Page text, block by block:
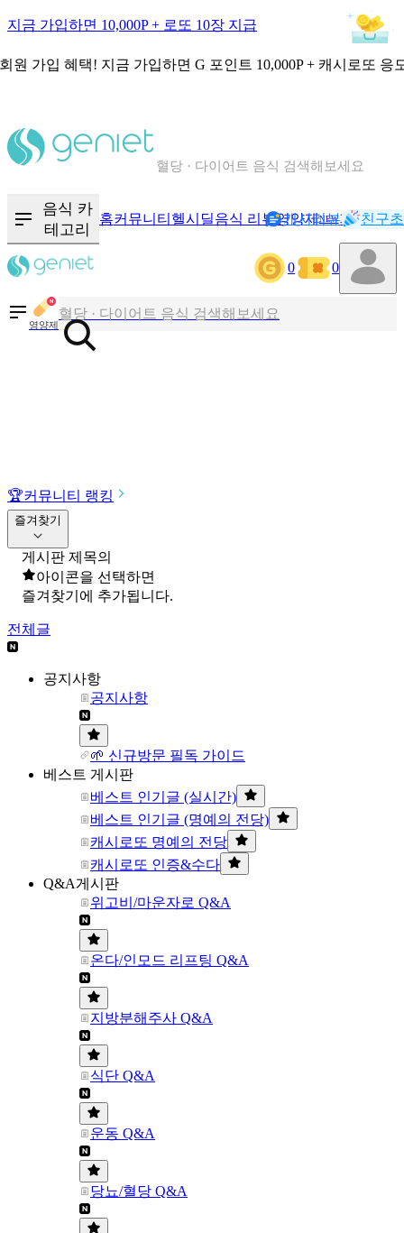
지금 가입하면 10,000P + 로또 10장 지급
원 가입 혜택! 지금 가입하면 G 포인트 10,000P + 캐시로또 응
혈당 · 다이어트 음식 검색해보세요
음식 카
테고리
홈커뮤니티 헬시딜음식 리뷰영양제NEW기록
캐시리뷰 친구
0 0
영양제
칼로리와 영양성분을 검색해보세요
혈당 · 다이어트 음식 검색해보세요
음식 · 영양제 리뷰를 찾아보세요
🏆커뮤니티 랭킹
즐겨찾기
게시판 제목의
아이콘을 선택하면
즐겨찾기에 추가됩니다.
전체글
공지사항
공지사항
🌱 신규방문 필독 가이드
베스트 게시판
베스트 인기글 (실시간)
베스트 인기글 (명예의 전당)
캐시로또 명예의 전당
캐시로또 인증&수다
Q&A게시판
위고비/마운자로 Q&A
온다/인모드 리프팅 Q&A
지방분해주사 Q&A
식단 Q&A
운동 Q&A
당뇨/혈당 Q&A